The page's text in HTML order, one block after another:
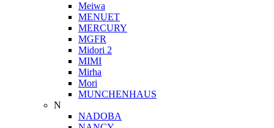
Meiwa
MENUET
MERCURY
MGFR
Midori 2
MIMI
Mirha
Mori
MUNCHENHAUS
N
NADOBA